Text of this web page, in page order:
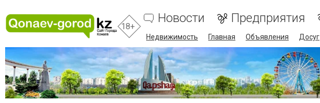
18+
Новости Предприятия
Недвижимость Главная Объявления Досуг